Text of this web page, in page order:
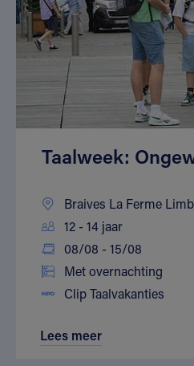
Taalweek:
Braives La Ferme
12 - 14 jaar
08/08 - 15/08
Met overnachting
Clip Taalvakanties
Lees meer